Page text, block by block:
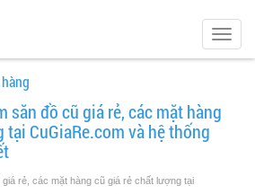
săn đồ cũ giá rẻ, các mặt hàng
CuGiaRe.com và hệ thống
rẻ, các mặt hàng cũ giá rẻ chất lượng tại